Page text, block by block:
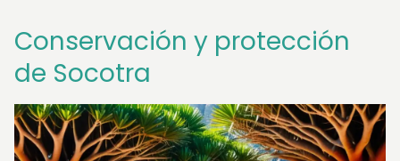
Conservación y protección
de Socotra